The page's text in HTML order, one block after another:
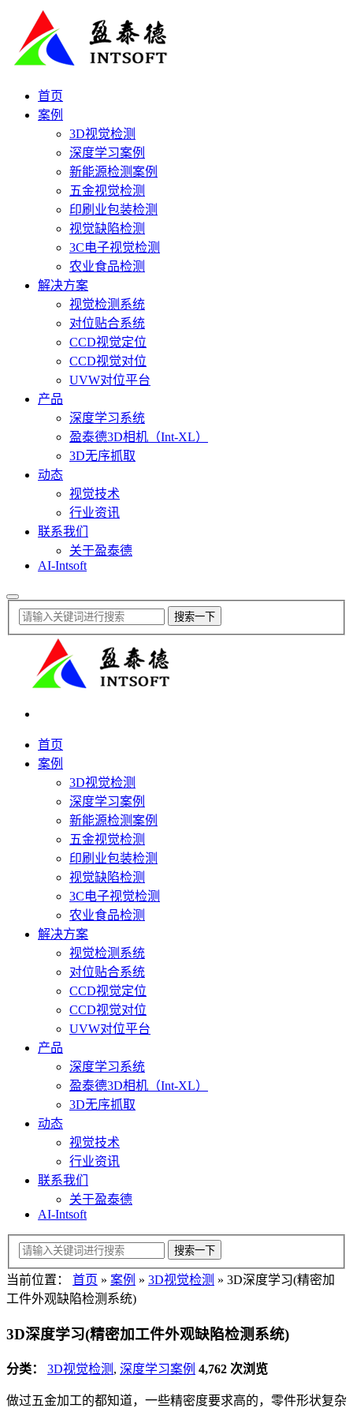
首页
案例
3D视觉检测
深度学习案例
新能源检测案例
五金视觉检测
印刷业包装检测
视觉缺陷检测
3C电子视觉检测
农业食品检测
解决方案
视觉检测系统
对位贴合系统
CCD视觉定位
CCD视觉对位
UVW对位平台
产品
深度学习系统
盈泰德3D相机（Int-XL）
3D无序抓取
动态
视觉技术
行业资讯
联系我们
关于盈泰德
AI-Intsoft
首页
案例
3D视觉检测
深度学习案例
新能源检测案例
五金视觉检测
印刷业包装检测
视觉缺陷检测
3C电子视觉检测
农业食品检测
解决方案
视觉检测系统
对位贴合系统
CCD视觉定位
CCD视觉对位
UVW对位平台
产品
深度学习系统
盈泰德3D相机（Int-XL）
3D无序抓取
动态
视觉技术
行业资讯
联系我们
关于盈泰德
AI-Intsoft
当前位置： 首页 » 案例 » 3D视觉检测 » 3D深度学习(精密加
工件外观缺陷检测系统)
3D深度学习(精密加工件外观缺陷检测系统)
分类： 3D视觉检测 , 深度学习案例 4,762 次浏览
做过五金加工的都知道，一些精密度要求高的，零件形状复杂